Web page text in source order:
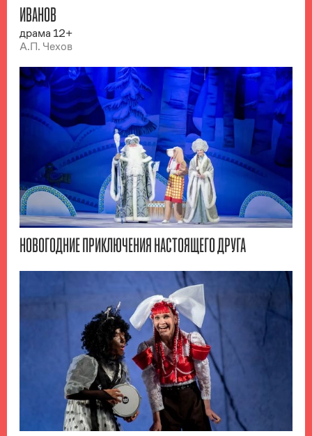
ИВАНОВ
драма 12+
А.П. Чехов
НОВОГОДНИЕ ПРИКЛЮЧЕНИЯ НАСТОЯЩЕГО ДРУГА